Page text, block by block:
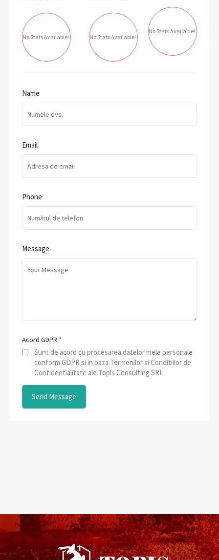
No Stats Available! No Stats Available!
No Stats Available!
Name
Email
Phone
Message
Acord GDPR *
Sunt de acord cu procesarea datelor mele personale
conform GDPR si in baza Termenilor si Conditiilor de
Confidentialitate ale Topis Consulting SRL